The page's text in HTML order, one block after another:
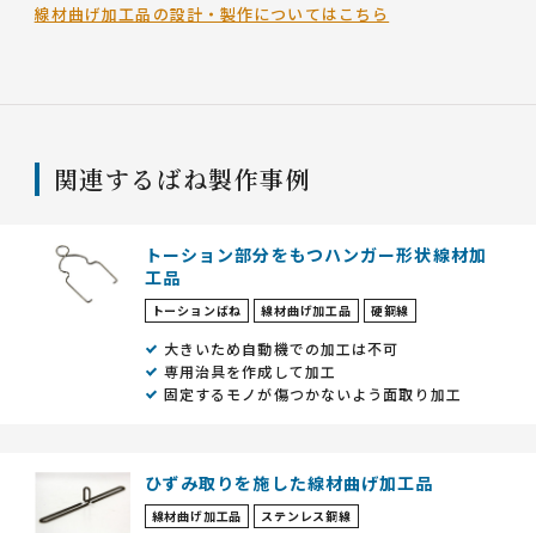
線材曲げ加工品の設計・製作についてはこちら
関連するばね製作事例
トーション部分をもつハンガー形状線材加
工品
トーションばね 線材曲げ加工品 硬鋼線
大きいため自動機での加工は不可
専用治具を作成して加工
固定するモノが傷つかないよう面取り加工
ひずみ取りを施した線材曲げ加工品
線材曲げ加工品 ステンレス鋼線